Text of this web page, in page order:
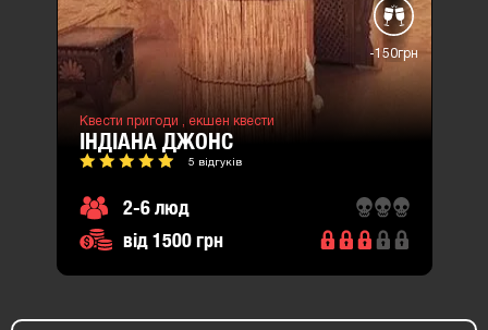
-150грн
Квести пригоди , екшен квести
ІНДІАНА ДЖОНС
5 відгуків
2-6 люд
від 1500 грн